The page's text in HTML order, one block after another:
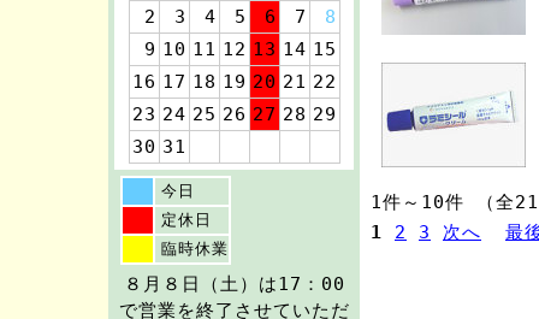
2
3 4 5 6 7
8
9 10 11 12 13 14 15
16 17 18 19 20 21 22
23 24 25 26 27 28 29
30 31
今日
定休日
臨時休業
８月８日（土）は17：00
で営業を終了させていただ
1件～10件 （全
1
2 3 次へ 最